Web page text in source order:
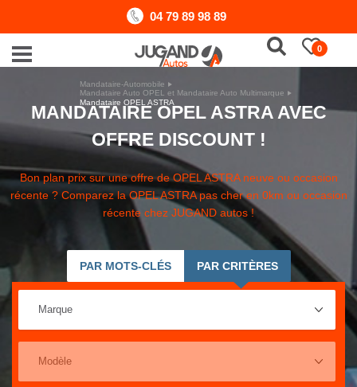
04 79 89 98 89
0
Mandataire-Automobile
Mandataire Auto OPEL et Mandataire Auto Multimarque
Mandataire OPEL ASTRA
MANDATAIRE OPEL ASTRA AVEC
OFFRE DISCOUNT !
Bon plan prix sur une offre de OPEL ASTRA neuve ou occasion
récente ? Comparez la OPEL ASTRA pas cher en 0km ou occasion
récente chez JUGAND autos !
PAR MOTS-CLÉS PAR CRITÈRES